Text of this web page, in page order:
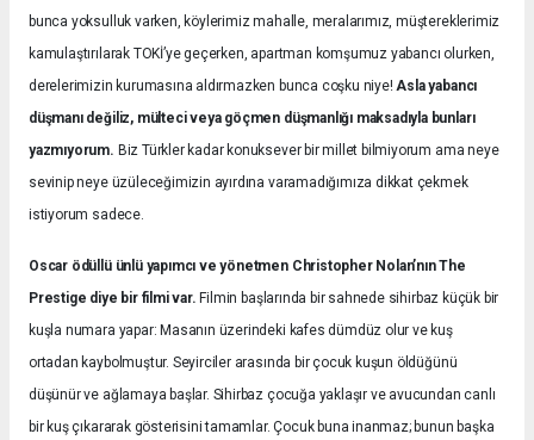
bunca yoksulluk varken, köylerimiz mahalle, meralarımız, müştereklerimiz
kamulaştırılarak TOKİ’ye geçerken, apartman komşumuz yabancı olurken,
derelerimizin kurumasına aldırmazken bunca coşku niye!Asla yabancı
düşmanı değiliz, mülteci veya göçmen düşmanlığı maksadıyla bunları
yazmıyorum. Biz Türkler kadar konuksever bir millet bilmiyorum ama neye
sevinip neye üzüleceğimizin ayırdına varamadığımıza dikkat çekmek
istiyorum sadece.
Oscar ödüllü ünlü yapımcı ve yönetmen Christopher Nolan’nın The
Prestige diye bir filmi var. Filmin başlarında bir sahnede sihirbaz küçük bir
kuşla numara yapar: Masanın üzerindeki kafes dümdüz olur ve kuş
ortadan kaybolmuştur. Seyirciler arasında bir çocuk kuşun öldüğünü
düşünür ve ağlamaya başlar. Sihirbaz çocuğa yaklaşır ve avucundan canlı
bir kuş çıkararak gösterisini tamamlar. Çocuk buna inanmaz; bunun başka